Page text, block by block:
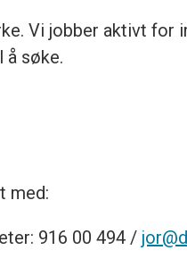
Vi jobber aktivt
å søke.
med:
916 00 494 /